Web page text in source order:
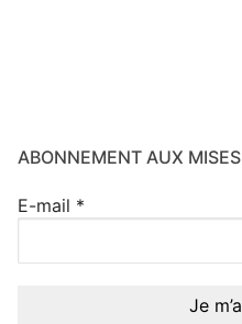
ABONNEMENT AUX
E-mail *